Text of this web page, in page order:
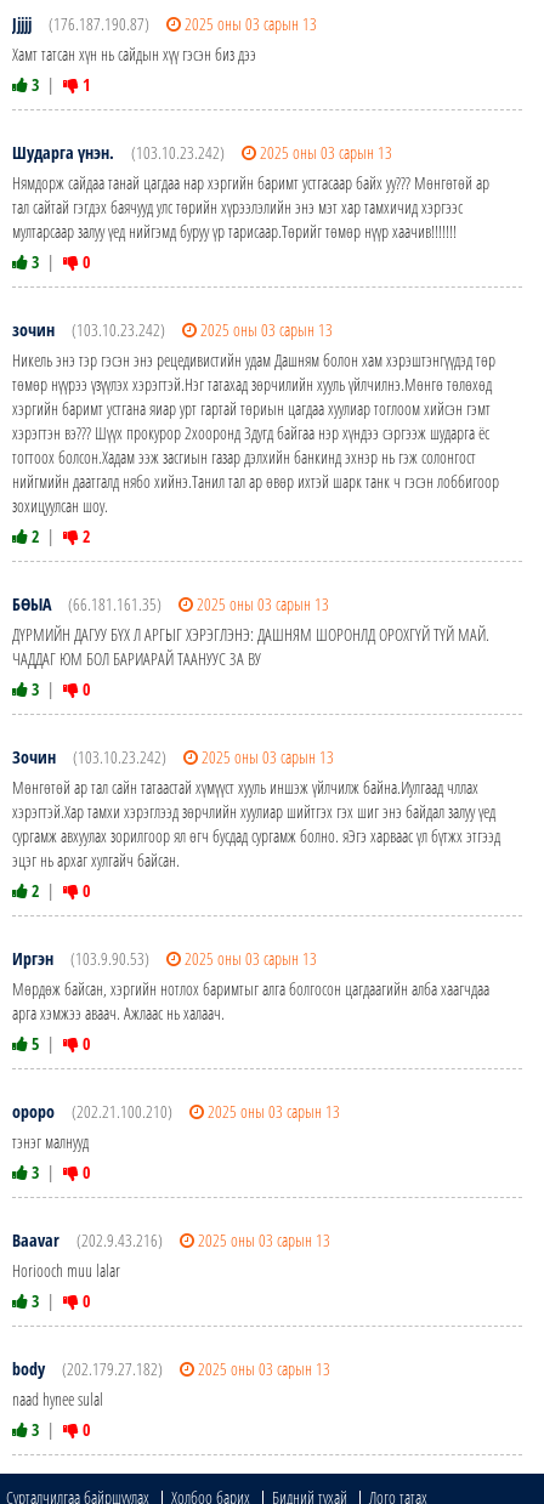
Jjjjj (176.187.190.87)
2025 оны 03 сарын 13
Хамт татсан хүн нь сайдын хүү гэсэн биз дээ
3 | 1
Шударга үнэн. (103.10.23.242)
2025 оны 03 сарын 13
Нямдорж сайдаа танай цагдаа нар хэргийн баримт устгасаар байх уу??? Мѳнгѳтѳй ар
тал сайтай гэгдэх баячууд улс тѳрийн хүрээлэлийн энэ мэт хар тамхичид хэргээс
мултарсаар залуу үед нийгэмд буруу үр тарисаар.Тѳрийг тѳмѳр нүүр хаачив!!!!!!!
3 | 0
зочин (103.10.23.242)
2025 оны 03 сарын 13
Никель энэ тэр гэсэн энэ рецедивистийн удам Дашням болон хам хэрэштэнгүүдэд тѳр
тѳмѳр нүүрээ үзүүлэх хэрэгтэй.Нэг татахад зѳрчилийн хууль үйлчилнэ.Мѳнгѳ тѳлѳхѳд
хэргийн баримт устгана яиар урт гартай тѳриын цагдаа хуулиар тоглоом хийсэн гэмт
хэрэгтэн вэ??? Шүүх прокурор 2хооронд 3дугд байгаа нэр хүндээ сэргээж шударга ёс
тогтоох болсон.Хадам ээж засгиын газар дэлхийн банкинд эхнэр нь гэж солонгост
нийгмийн даатгалд нябо хийнэ.Танил тал ар ѳвѳр ихтэй шарк танк ч гэсэн лоббигоор
зохицуулсан шоу.
2 | 2
БӨЫА (66.181.161.35)
2025 оны 03 сарын 13
ДҮРМИЙН ДАГУУ БҮХ Л АРГЫГ ХЭРЭГЛЭНЭ: ДАШНЯМ ШОРОНЛД ОРОХГҮЙ ТҮЙ МАЙ.
ЧАДДАГ ЮМ БОЛ БАРИАРАЙ ТААНУУС ЗА ВУ
3 | 0
Зочин (103.10.23.242)
2025 оны 03 сарын 13
Мѳнгѳтѳй ар тал сайн татаастай хүмүүст хууль иншэж үйлчилж байна.Иулгаад чллах
хэрэгтэй.Хар тамхи хэрэглээд зѳрчлийн хуулиар шийтгэх гэх шиг энэ байдал залуу үед
сургамж авхуулах зорилгоор ял ѳгч бусдад сургамж болно. яЭгэ харваас үл бүтжх этгээд
эцэг нь архаг хулгайч байсан.
2 | 0
Иргэн (103.9.90.53)
2025 оны 03 сарын 13
Мөрдөж байсан, хэргийн нотлох баримтыг алга болгосон цагдаагийн алба хаагчдаа
арга хэмжээ аваач. Ажлаас нь халаач.
5 | 0
ороро (202.21.100.210)
2025 оны 03 сарын 13
тэнэг малнууд
3 | 0
Baavar (202.9.43.216)
2025 оны 03 сарын 13
Horiooch muu lalar
3 | 0
body (202.179.27.182)
2025 оны 03 сарын 13
naad hynee sulal
3 | 0
Сурталчилгаа байршуулах Холбоо барих Бидний тухай Лого татах